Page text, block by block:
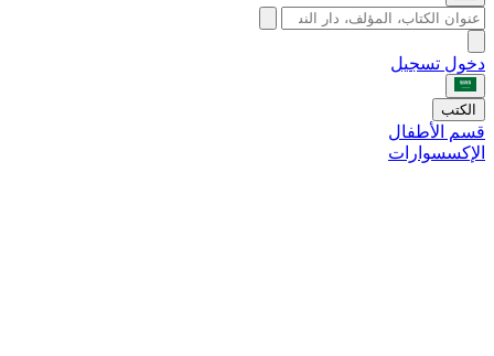
دخول تسجيل
الكتب
قسم الأطفال
الإكسسوارات